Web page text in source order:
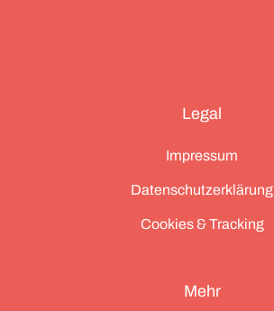
Legal
Impressum
Datenschutzerklärung
Cookies & Tracking
Mehr